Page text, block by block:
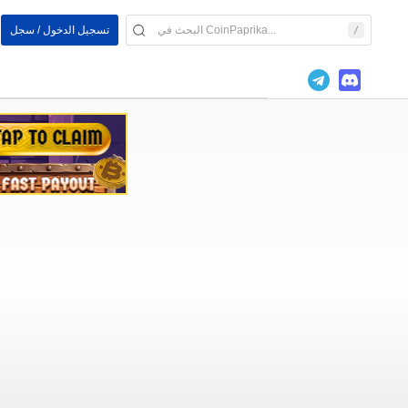
تسجيل الدخول / سجل